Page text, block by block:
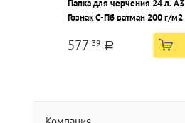
Папка для черчения 24 л. А3
Гознак С-Пб ватман 200 г/м2
577 39 a